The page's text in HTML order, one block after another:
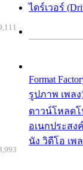
ไดร์เวอร์
Format
รูปภาพ เพลง
ดาวน์โหลดโ
อเนกประสง
นัง วิดีโอ เพ